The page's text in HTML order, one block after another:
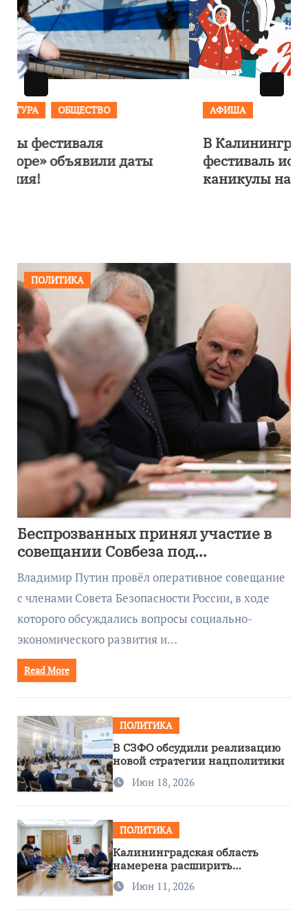
АФИША
В Калининграде пройдет
фестиваль искусств «Зимние
каникулы на Балтике»
ПОЛИТИКА
Беспрозванных принял участие в
совещании Совбеза под
руководством Путина
Владимир Путин провёл оперативное совещание
с членами Совета Безопасности России, в ходе
которого обсуждались вопросы социально-
экономического развития и…
Read More
ПОЛИТИКА
В СЗФО обсудили реализацию
новой стратегии нацполитики
Июн 18, 2026
ПОЛИТИКА
Калининградская область
намерена расширить
сотрудничество с Узбекистаном
Июн 11, 2026